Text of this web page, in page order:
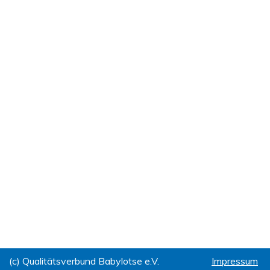
(c) Qualitätsverbund Babylotse e.V. Impressum